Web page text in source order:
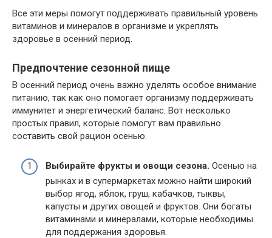
Все эти меры помогут поддерживать правильный уровень
витаминов и минералов в организме и укреплять
здоровье в осенний период.
Предпочтение сезонной пище
В осенний период очень важно уделять особое внимание
питанию, так как оно помогает организму поддерживать
иммунитет и энергетический баланс. Вот несколько
простых правил, которые помогут вам правильно
составить свой рацион осенью.
Выбирайте фрукты и овощи сезона. Осенью на
рынках и в супермаркетах можно найти широкий
выбор ягод, яблок, груш, кабачков, тыквы,
капусты и других овощей и фруктов. Они богаты
витаминами и минералами, которые необходимы
для поддержания здоровья.